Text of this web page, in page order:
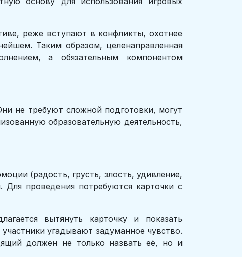
реже вступают в конфликты, охотнее
Таким образом, целенаправленная
а обязательным компонентом
не требуют сложной подготовки, могут
образовательную деятельность,
(радость, грусть, злость, удивление,
проведения потребуются карточки с
вытянуть карточку и показать
угадывают задуманное чувство.
должен не только назвать её, но и